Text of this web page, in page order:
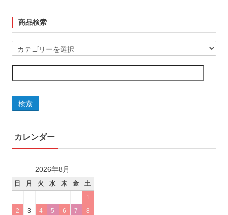
商品検索
検索
カレンダー
2026年8月
日 月 火 水 木 金
土
1
2
3 4 5 6 7
8